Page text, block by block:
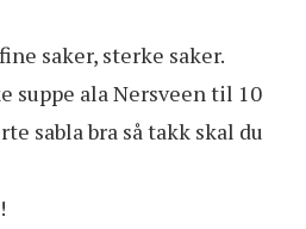
saker, sterke saker.
suppe ala Nersveen til 10
sabla bra så takk skal du